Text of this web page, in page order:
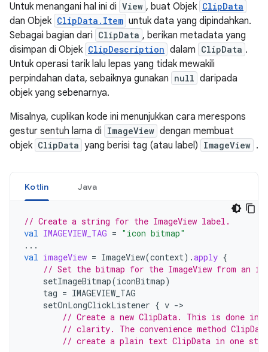
Untuk menangani hal ini di View , buat Objek ClipData
dan Objek ClipData.Item untuk data yang dipindahkan.
Sebagai bagian dari ClipData , berikan metadata yang
disimpan di Objek ClipDescription dalam ClipData .
Untuk operasi tarik lalu lepas yang tidak mewakili
perpindahan data, sebaiknya gunakan null daripada
objek yang sebenarnya.
Misalnya, cuplikan kode ini menunjukkan cara merespons
gestur sentuh lama di ImageView dengan membuat
objek ClipData yang berisi tag (atau label) ImageView .
Kotlin Java
// Create a string for the ImageView label.
val IMAGEVIEW_TAG = "icon bitmap"
...
val imageView = ImageView(context).apply {
// Set the bitmap for the ImageView from an
setImageBitmap(iconBitmap)
tag = IMAGEVIEW_TAG
setOnLongClickListener { v -
// Create a new ClipData. This is done in
// clarity. The convenience method
// create a plain text ClipData in one